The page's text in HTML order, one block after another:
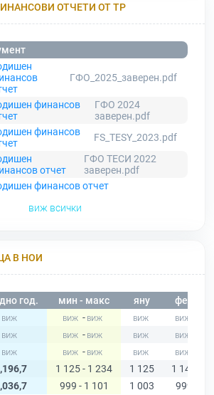
ОТЧЕТИ ОТ ТР
ГФО_2025_заверен.pdf
финансов
ГФО 2024
заверен.pdf
финансов
FS_TESY_2023.pdf
отчет
ГФО ТЕСИ 2022
заверен.pdf
финансов отчет
виж всички
В НОИ
год. мин - макс яну
фев
-
-
-
1 125 - 1 234 1 125 1 149
999 - 1 101 1 003 999